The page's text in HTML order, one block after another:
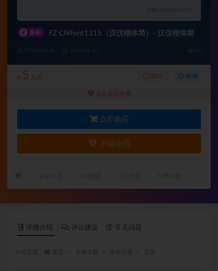
# 原创 FZ CNFont1315（汉仪楷体简）- 汉仪楷体简
ZIYUANGUA
¥ 5 瓜币 签到 收藏
永久会员免费
立即购买
升级会员
详情介绍 评论建议 常见问题